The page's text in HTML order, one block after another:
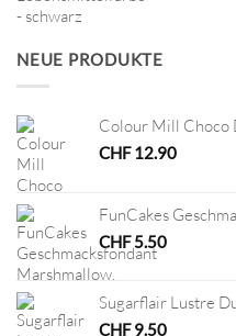
NEUE PRODUKTE
Colour Mill Choco
CHF12.90
FunCakes
CHF5.50
Sugarflair Lustre
CHF9.50